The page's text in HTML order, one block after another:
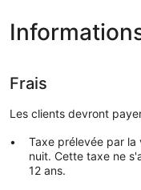
Frais
Les clients devront
Taxe prélevée par la
nuit. Cette taxe ne
12 ans.